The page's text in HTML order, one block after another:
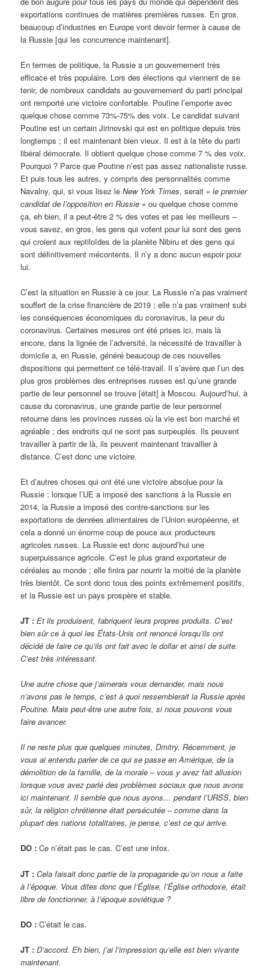
exportations continues de matières premières russes. En gros,
beaucoup d’industries en Europe vont devoir fermer à cause de
la Russie [qui les concurrence maintenant].
En termes de politique, la Russie a un gouvernement très
efficace et très populaire. Lors des élections qui viennent de se
tenir, de nombreux candidats au gouvernement du parti principal
ont remporté une victoire confortable. Poutine l’emporte avec
quelque chose comme 73%-75% des voix. Le candidat suivant
Poutine est un certain Jirinovski qui est en politique depuis très
longtemps ; il est maintenant bien vieux. Il est à la tête du parti
libéral démocrate. Il obtient quelque chose comme 7 % des voix.
Pourquoi ? Parce que Poutine n’est pas assez nationaliste russe.
Et puis tous les autres, y compris des personnalités comme
Navalny, qui, si vous lisez leNew York Times, serait « le premier
candidat de l’opposition en Russie » ou quelque chose comme
ça, eh bien, il a peut-être 2 % des votes et pas les meilleurs –
vous savez, en gros, les gens qui votent pour lui sont des gens
qui croient aux reptiloïdes de la planète Nibiru et des gens qui
sont définitivement mécontents. Il n’y a donc aucun espoir pour
lui.
C’est la situation en Russie à ce jour. La Russie n’a pas vraiment
souffert de la crise financière de 2019 ; elle n’a pas vraiment subi
les conséquences économiques du coronavirus, la peur du
coronavirus. Certaines mesures ont été prises ici, mais là
encore, dans la lignée de l’adversité, la nécessité de travailler à
domicile a, en Russie, généré beaucoup de ces nouvelles
dispositions qui permettent ce télé-travail. Il s’avère que l’un des
plus gros problèmes des entreprises russes est qu’une grande
partie de leur personnel se trouve [était] à Moscou. Aujourd’hui, à
cause du coronavirus, une grande partie de leur personnel
retourne dans les provinces russes où la vie est bon marché et
agréable ; des endroits qui ne sont pas surpeuplés. Ils peuvent
travailler à partir de là, ils peuvent maintenant travailler à
distance. C’est donc une victoire.
Et d’autres choses qui ont été une victoire absolue pour la
Russie : lorsque l’UE a imposé des sanctions à la Russie en
2014, la Russie a imposé des contre-sanctions sur les
exportations de denrées alimentaires de l’Union européenne, et
cela a donné un énorme coup de pouce aux producteurs
agricoles russes. La Russie est donc aujourd’hui une
superpuissance agricole. C’est le plus grand exportateur de
céréales au monde ; elle finira par nourrir la moitié de la planète
très bientôt. Ce sont donc tous des points extrêmement positifs,
et la Russie est un pays prospère et stable.
JT : Et ils produisent, fabriquent leurs propres produits. C’est
bien sûr ce à quoi les États-Unis ont renoncé lorsqu’ils ont
décidé de faire ce qu’ils ont fait avec le dollar et ainsi de suite.
C’est très intéressant.
Une autre chose que j’aimerais vous demander, mais nous
n’avons pas le temps, c’est à quoi ressemblerait la Russie après
Poutine. Mais peut-être une autre fois, si nous pouvons vous
faire avancer.
Il ne reste plus que quelques minutes, Dmitry. Récemment, je
vous ai entendu parler de ce qui se passe en Amérique, de la
démolition de la famille, de la morale – vous y avez fait allusion
lorsque vous avez parlé des problèmes sociaux que nous avons
ici maintenant. Il semble que nous ayons… pendant l’URSS, bien
sûr, la religion chrétienne était persécutée – comme dans la
plupart des nations totalitaires, je pense, c’est ce qui arrive.
DO : Ce n’était pas le cas. C’est une infox.
JT : Cela faisait donc partie de la propagande qu’on nous a faite
à l’époque. Vous dites donc que l’Église, l’Église orthodoxe, était
libre de fonctionner, à l’époque soviétique ?
DO : C’était le cas.
JT : D’accord. Eh bien, j’ai l’impression qu’elle est bien vivante
maintenant.